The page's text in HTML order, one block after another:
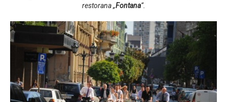
restorana „Fontana“.